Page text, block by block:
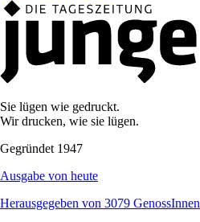
Sie lügen wie gedruckt.
Wir drucken, wie sie lügen.
Gegründet 1947
Ausgabe von heute
Herausgegeben von 3079 GenossInnen